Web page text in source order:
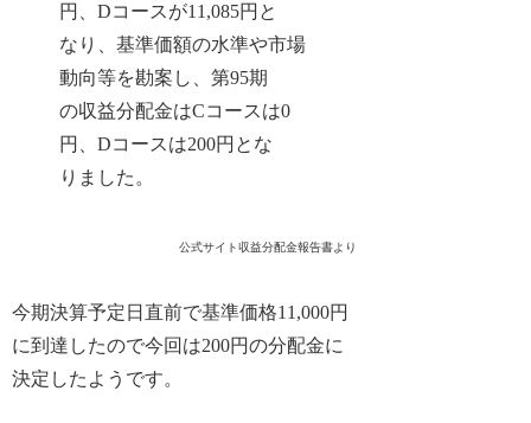
円、Dコースが11,085円と
なり、基準価額の水準や市場
動向等を勘案し、第95期
の収益分配金はCコースは0
円、Dコースは200円とな
りました。
公式サイト収益分配金報告書より
今期決算予定日直前で基準価格11,000円
に到達したので今回は200円の分配金に
決定したようです。